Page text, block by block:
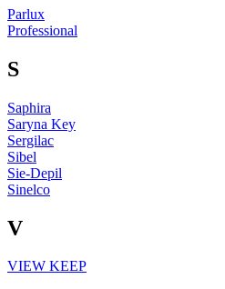
Parlux
Professional
S
Saphira
Saryna Key
Sergilac
Sibel
Sie-Depil
Sinelco
V
VIEW KEEP